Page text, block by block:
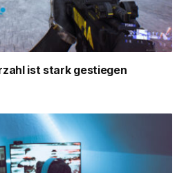
ist stark gestiegen